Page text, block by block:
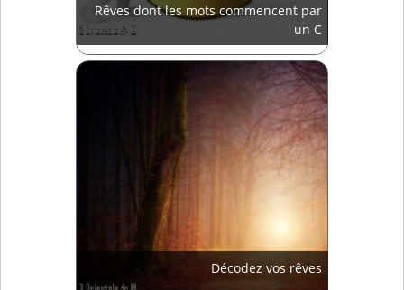
Rêves dont les mots commencent par
un C
Décodez vos rêves